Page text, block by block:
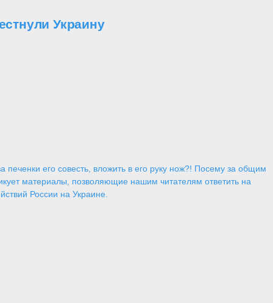
Украину
его совесть, вложить в его руку нож?! Посему за общим
материалы, позволяющие нашим читателям ответить на
России на Украине.